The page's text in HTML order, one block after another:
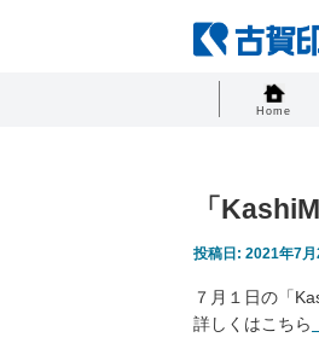
Home
「
投稿日: 2021年7月
７月１日の「
詳しくはこちら